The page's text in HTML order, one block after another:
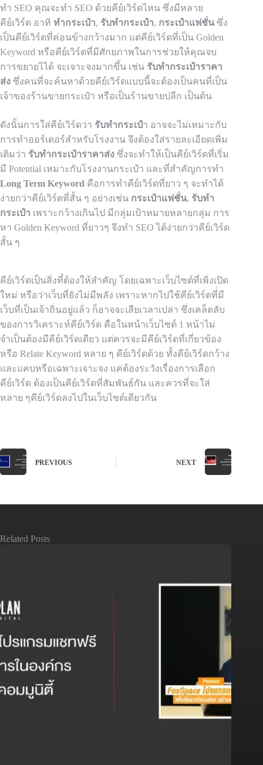
ทำ SEO คุณจะทำ SEO ด้วยคีย์เวิร์ดไหน ซึ่งมีหลาย
คีย์เวิร์ด อาทิ ทำกระเป๋า, รับทำกระเป๋า, กระเป๋าแฟชั่น ซึ่ง
เป็นคีย์เวิร์ดที่ค่อนข้างกว้างมาก แต่คีย์เวิร์ดที่เป็น Golden
Keyword หรือคีย์เวิร์ดที่มีศักยภาพในการช่วยให้คุณจบ
การขยายไได้ จะเจาะจงมากขึ้น เช่น รับทำกระเป๋าราคา
ส่ง ซึ่งคนที่จะค้นหาด้วยคีย์เวิร์ดแบบนี้จะต้องเป็นคนที่เป็น
เจ้าของร้านขายกระเป๋า หรือเป็นร้านขายปลีก เป็นต้น
ดังนั้นการใส่คีย์เวิร์ดว่า รับทำกระเป๋า อาจจะไม่เหมาะกับ
การทำออร์เดอร์สำหรับโรงงาน จึงต้องใส่รายละเอียดเพิ่ม
เติมว่า รับทำกระเป๋าราคาส่ง ซึ่งจะทำให้เป็นคีย์เวิร์ดที่เริ่ม
มี Potential เหมาะกับโรงงานกระเป๋า และที่สำคัญการทำ
Long Term Keyword คือการทำคีย์เวิร์ดที่ยาว ๆ จะทำได้
ง่ายกว่าคีย์เวิร์ดที่สั้น ๆ อย่างเช่น กระเป๋าแฟชั่น, รับทำ
กระเป๋า เพราะกว้างเกินไป มีกลุ่มเป้าหมายหลายกลุ่ม การ
หา Golden Keyword ที่ยาวๆ จึงทำ SEO ได้ง่ายกว่าคีย์เวิร์ด
สั้น ๆ
คีย์เวิร์ดเป็นสิ่งที๋ต้องให้สำคัญ โดยเฉพาะเว็บไซต์ที่เพิ่งเปิด
ใหม่ หรือว่าเว็บที่ยังไม่มีพลัง เพราะหากไปใช้คีย์เวิร์ดที่่มี
เว็บที่เป็นเจ้าถิ่นอยู่แล้ว ก็อาจจะเสียเวลาเปล่า ซึ่งเคล็ดลับ
ของการวิเคราะห์คีย์เวิร์ด คือในหน้าเว็บไซต์ 1 หน้าไม่
จำเป็นต้องมีคีย์เวิร์ดเดียว แต่ควรจะมีคีย์เวิร์ดที่เกี่ยวข้อง
หรือ Relate Keyword หลาย ๆ คีย์เวิร์ดด้วย ทั้งคีย์เวิร์ดกว้าง
และแคบหรือเฉพาะเจาะจง แค่ต้องระวังเรื่องการเลือก
คีย์เวิร์ด ต้องเป็นคีย์เวิร์ดที่สัมพันธ์กัน และควรที่จะใส่
หลาย ๆคีย์เวิร์ดลงไปในเว็บไซต์เดียวกัน
PREVIOUS NEXT
Related Posts